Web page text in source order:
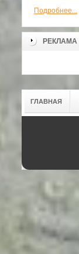
Подробнее...
РЕКЛАМА
ГЛАВНАЯ